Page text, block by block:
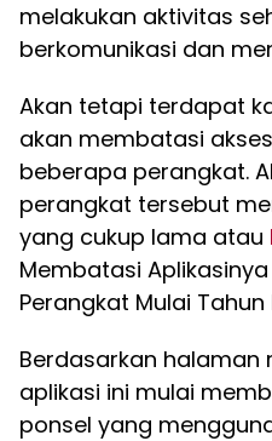
melakukan aktivitas
berkomunikasi dan
Akan tetapi terdapat
akan membatasi
beberapa perangkat.
perangkat tersebut
yang cukup lama atau
Membatasi
Perangkat Mulai Tahun
Berdasarkan halaman
aplikasi ini mulai
ponsel yang